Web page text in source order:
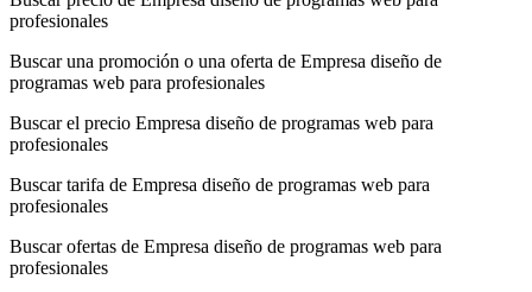
profesionales
Buscar una promoción o una oferta de Empresa diseño de
programas web para profesionales
Buscar el precio Empresa diseño de programas web para
profesionales
Buscar tarifa de Empresa diseño de programas web para
profesionales
Buscar ofertas de Empresa diseño de programas web para
profesionales